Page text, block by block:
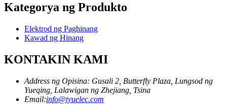
Kategorya ng Produkto
Elektrod ng Paghinang
Kawad ng Hinang
KONTAKIN KAMI
Address ng Opisina: Gusali 2, Butterfly Plaza, Lungsod ng
Yueqing, Lalawigan ng Zhejiang, Tsina
Email:info@tyuelec.com